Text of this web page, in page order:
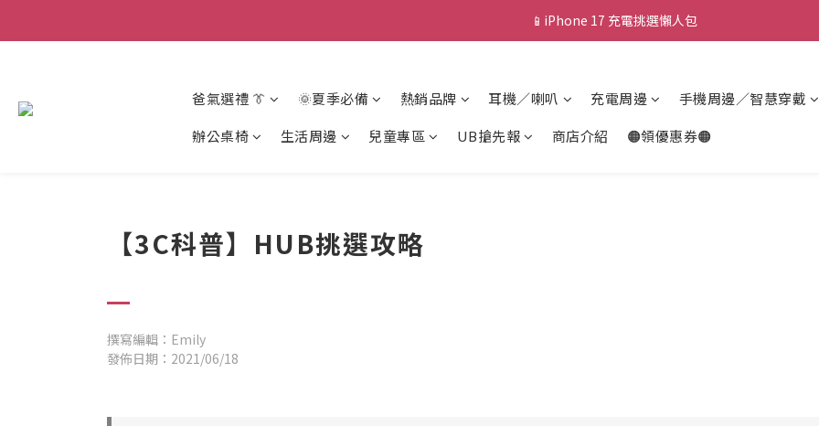
💰新會員送 $88 購物金
📱iPhone 17 充電挑選懶人包
💰新會員送 $88 購物金
爸氣選禮 👔 🌞夏季必備 熱銷品牌 耳機／喇叭 充電周邊 手機周邊／智慧穿戴
辦公桌椅
生活周邊 兒童專區 UB搶先報 商店介紹 🟠領優惠券🟠
【3C科普】HUB挑選攻略
撰寫編輯：Emily
發佈日期：2021/06/18